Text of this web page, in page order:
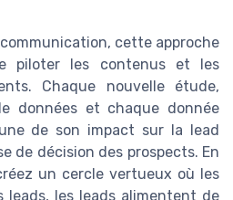
cette approche
piloter les contenus et les
Chaque nouvelle étude,
données et chaque donnée
de son impact sur la lead
de décision des prospects. En
un cercle vertueux où les
leads, les leads alimentent de